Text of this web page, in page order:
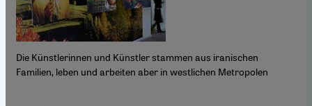
Die Künstlerinnen und Künstler stammen aus iranischen
Familien, leben und arbeiten aber in westlichen Metropolen